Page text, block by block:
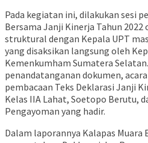
Pada kegiatan ini, dilakukan sesi
Bersama Janji Kinerja Tahun
struktural dengan Kepala UPT
yang disaksikan langsung oleh
Kemenkumham Sumatera
penandatanganan dokumen,
pembacaan Teks Deklarasi Janji
Kelas IIA Lahat, Soetopo Berutu,
Pengayoman yang hadir.
Dalam laporannya Kalapas Muara